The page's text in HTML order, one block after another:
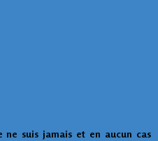
suis jamais et en aucun cas